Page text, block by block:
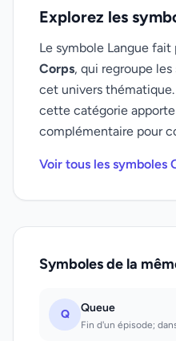
Explorez les
Le symbole Langue
Corps, qui regroupe
cet univers
cette catégorie
complémentaire pour
Voir tous les symboles
Symboles de la
Q Queue